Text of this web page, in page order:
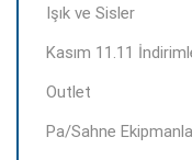
Işık ve Sisler
Kasım 11.11
Outlet
Pa/Sahne